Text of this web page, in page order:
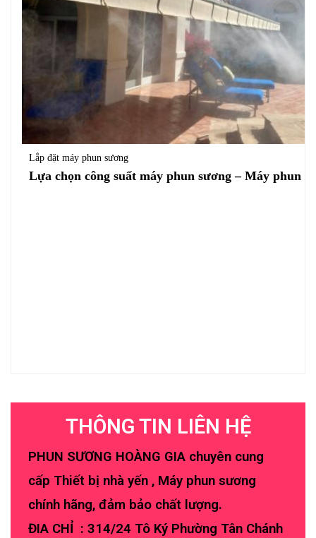
Lắp đặt máy phun sương
Lựa chọn công suất máy phun sương – Máy phun
THÔNG TIN LIÊN HỆ
PHUN SƯƠNG HOÀNG GIA chuyên cung
cấp Thiết bị nhà yến , Máy phun sương
chính hãng, đảm bảo chất lượng.
ĐIA CHỈ : 314/24 Tô Ký Phường Tân Chánh